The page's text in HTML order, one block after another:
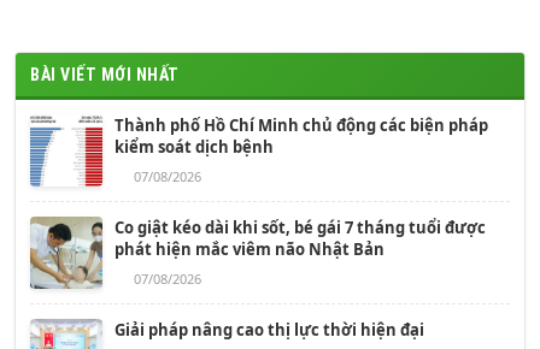
BÀI VIẾT MỚI NHẤT
Thành phố Hồ Chí Minh chủ động các biện pháp
kiểm soát dịch bệnh
07/08/2026
Co giật kéo dài khi sốt, bé gái 7 tháng tuổi được
phát hiện mắc viêm não Nhật Bản
07/08/2026
Giải pháp nâng cao thị lực thời hiện đại